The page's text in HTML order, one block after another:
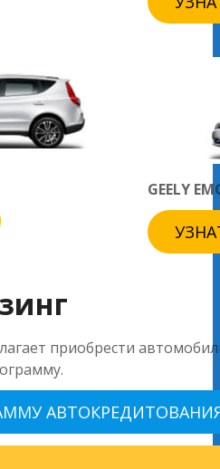
GEELY
приобрести